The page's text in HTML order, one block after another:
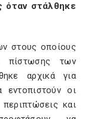
όταν στάλθηκε
στους οποίους
πίστωσης των
αρχικά για
εντοπιστούν οι
και